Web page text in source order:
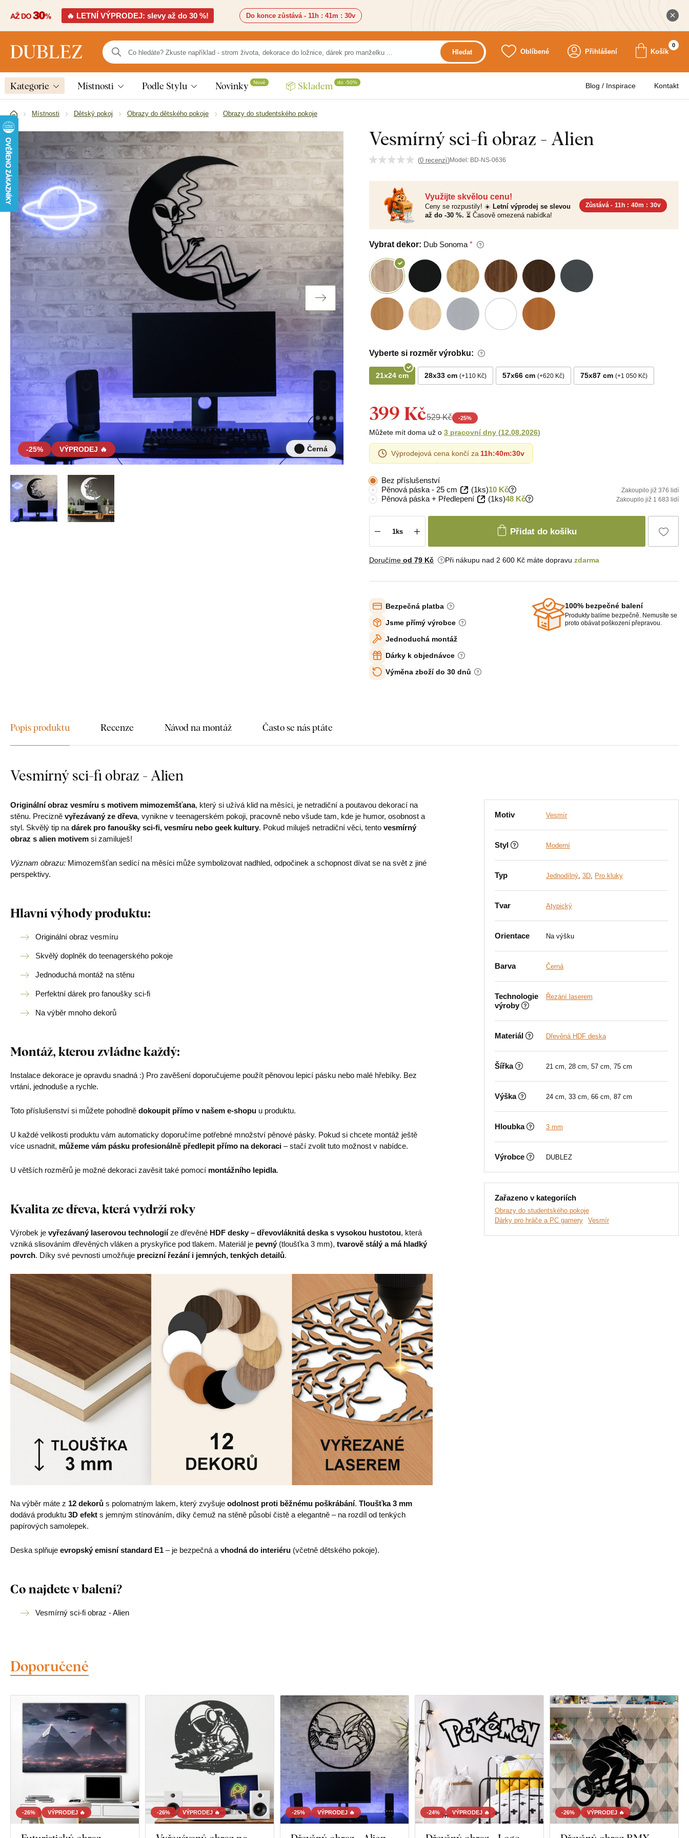
🔥 LETNÍ VÝPRODEJ: slevy až do 30 %! Do konce zůstává - 11h : 41m : 29v
Hledat Oblíbené Přihlášení Košík
0
Kategorie Místnosti Podle Stylu Novinky Nové 📦 Skladem do -50% Blog / Inspirace Kontakt
Místnosti Dětský pokoj Obrazy do dětského pokoje Obrazy do studentského pokoje
Vesmírný sci-fi obraz - Alien
(0 recenzí)Model: BD-NS-0636
-25% VÝPRODEJ 🔥 Černá
Využijte skvělou cenu!
Ceny se rozpustily! ☀️ Letní výprodej se slevou
až do -30 %. ⏳ Časově omezená nabídka!
Zůstává - 11h : 40m : 28v
Vybrat dekor: Dub Sonoma
Vyberte si rozměr výrobku:
21x24 cm 28x33 cm +110 Kč 57x66 cm +620 Kč 75x87 cm +1 050 Kč
399 Kč529 Kč -25%
Můžete mít doma už o 3 pracovní dny (12.08.2026)
Výprodejová cena končí za 11h:40m:28v
Bez příslušenství
Pěnová páska - 25 cm
(1ks)10 Kč Zakoupilo již 376 lidí
Pěnová páska + Předlepení (1ks)48 Kč Zakoupilo již 1 683 lidí
Přidat do košíku
Doručíme od 79 Kč Při nákupu nad 2 600 Kč máte dopravu zdarma
Bezpečná platba
Jsme přímý výrobce
Jednoduchá montáž
Dárky k objednávce
Výměna zboží do 30 dnů
100% bezpečné balení
Produkty balíme bezpečně. Nemusíte se
proto obávat poškození přepravou.
Popis produktu Recenze Návod na montáž Často se nás ptáte
Vesmírný sci-fi obraz - Alien
Originální obraz vesmíru s motivem mimozemšťana, který si užívá klid na měsíci, je netradiční a poutavou dekorací na
stěnu. Precizně vyřezávaný ze dřeva, vynikne v teenagerském pokoji, pracovně nebo všude tam, kde je humor, osobnost a
styl. Skvělý tip na dárek pro fanoušky sci-fi, vesmíru nebo geek kultury. Pokud miluješ netradiční věci, tento vesmírný
obraz s alien motivem si zamiluješ!
Význam obrazu: Mimozemšťan sedící na měsíci může symbolizovat nadhled, odpočinek a schopnost dívat se na svět z jiné
perspektivy.
Hlavní výhody produktu:
Originální obraz vesmíru
Skvělý doplněk do teenagerského pokoje
Jednoduchá montáž na stěnu
Perfektní dárek pro fanoušky sci-fi
Na výběr mnoho dekorů
Montáž, kterou zvládne každý:
Instalace dekorace je opravdu snadná :) Pro zavěšení doporučujeme použít pěnovou lepicí pásku nebo malé hřebíky. Bez
vrtání, jednoduše a rychle.
Toto příslušenství si můžete pohodlně dokoupit přímo v našem e-shopu u produktu.
U každé velikosti produktu vám automaticky doporučíme potřebné množství pěnové pásky. Pokud si chcete montáž ještě
více usnadnit, můžeme vám pásku profesionálně předlepit přímo na dekoraci – stačí zvolit tuto možnost v nabídce.
U větších rozměrů je možné dekoraci zavěsit také pomocí montážního lepidla.
Kvalita ze dřeva, která vydrží roky
Výrobek je vyřezávaný laserovou technologiíze dřevěné HDF desky – dřevovláknitá deska s vysokou hustotou, která
vzniká slisováním dřevěných vláken a pryskyřice pod tlakem. Materiál je pevný (tloušťka 3 mm), tvarově stálý a má hladký
povrch. Díky své pevnosti umožňuje precizní řezání i jemných, tenkých detailů.
Na výběr máte z 12 dekorů s polomatným lakem, který zvyšuje odolnost proti běžnému poškrábání. Tloušťka 3 mm
dodává produktu 3D efekt s jemným stínováním, díky čemuž na stěně působí čistě a elegantně – na rozdíl od tenkých
papírových samolepek.
Deska splňuje evropský emisní standard E1 – je bezpečná a vhodná do interiéru (včetně dětského pokoje).
Co najdete v balení?
Vesmírný sci-fi obraz - Alien
Motiv Vesmír
Styl Moderní
Typ Jednodílný, 3D, Pro kluky
Tvar Atypický
Orientace Na výšku
Barva Černá
Technologie
výroby
Řezání laserem
Materiál Dřevěná HDF deska
Šířka 21 cm, 28 cm, 57 cm, 75 cm
Výška 24 cm, 33 cm, 66 cm, 87 cm
Hloubka 3 mm
Výrobce DUBLEZ
Zařazeno v kategoriích
Obrazy do studentského pokoje
Dárky pro hráče a PC gamery
Vesmír
Doporučené
-26% VÝPRODEJ 🔥 -26% VÝPRODEJ 🔥 -25% VÝPRODEJ 🔥 -24% VÝPRODEJ 🔥 -26% VÝPRODEJ 🔥